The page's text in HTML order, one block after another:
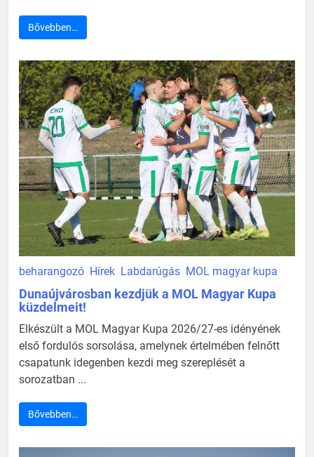
Bővebben…
beharangozó Hírek Labdarúgás MOL magyar kupa
Dunaújvárosban kezdjük a MOL Magyar Kupa
küzdelmeit!
Elkészült a MOL Magyar Kupa 2026/27-es idényének
első fordulós sorsolása, amelynek értelmében felnőtt
csapatunk idegenben kezdi meg szereplését a
sorozatban ...
Bővebben…